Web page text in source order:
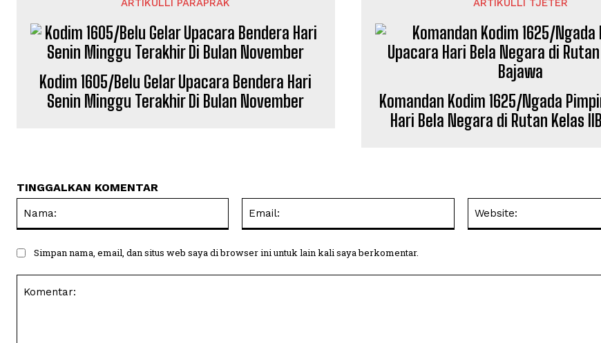
ARTIKULLI PARAPRAK
Kodim 1605/Belu Gelar Upacara Bendera Hari
Senin Minggu Terakhir Di Bulan November
ARTIKULLI TJETËR
Komandan Kodim 1625/Ngada
Hari Bela Negara di Rutan Kelas
TINGGALKAN KOMENTAR
Simpan nama, email, dan situs web saya di browser ini untuk lain kali saya berkomentar.